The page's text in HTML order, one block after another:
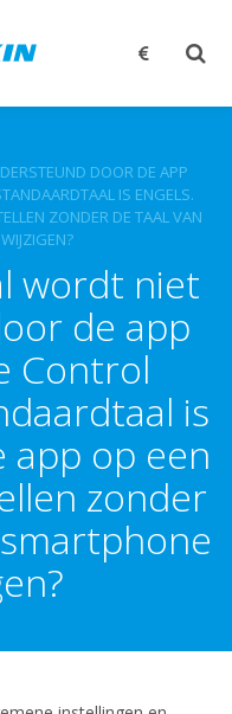
DOOR DE APP
IS ENGELS.
ZONDER DE TAAL VAN
wordt niet
de app
Control
is
app op een
zonder